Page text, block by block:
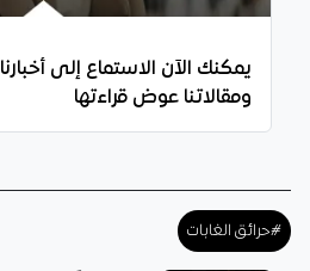
يمكنك الآن الاستماع إلى أخبارنا
ومقالاتنا عوض قراءتها
#حرائق الغابات